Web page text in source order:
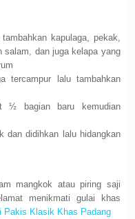
kapulaga, pekak,
salam, dan juga kelapa yang
tercampur lalu tambahkan
½ bagian baru kemudian
dan didihkan lalu hidangkan
mangkok atau piring saji
menikmati gulai khas
Pakis Klasik Khas Padang